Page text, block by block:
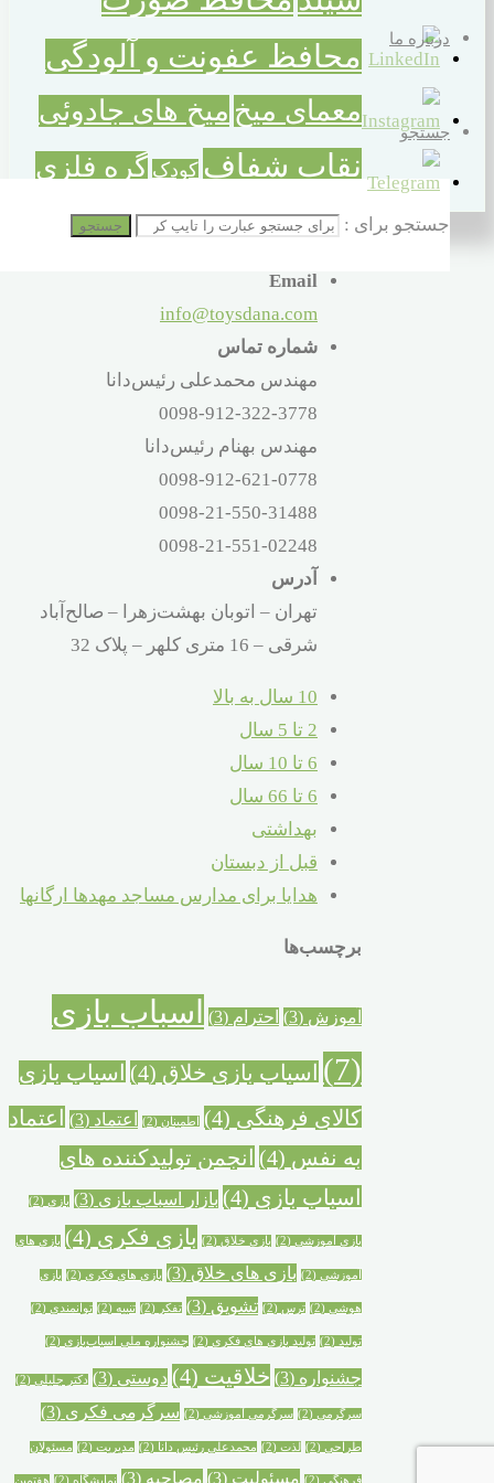
درباره ما
جستجو
جستجو برای : جستجو
محافظ عفونت و آلودگی
معمای میخ میخ های جادوئی
نقاب شفاف کودک گره فلزی
گره میخ
Email
info@toysdana.com
شماره تماس
مهندس محمدعلی رئیس‌دانا
0098-912-322-3778
مهندس بهنام رئیس‌دانا
0098-912-621-0778
0098-21-550-31488
0098-21-551-02248
آدرس
تهران – اتوبان بهشت‌زهرا – صالح‌آباد
شرقی – 16 متری کلهر – پلاک 32
10 سال به بالا
2 تا 5 سال
6 تا 10 سال
6 تا 66 سال
بهداشتی
قبل از دبستان
هدایا برای مدارس مساجد مهدها ارگانها
برچسب‌ها
آموزش (3) احترام (3)
اسباب بازی
(7)
اسباب بازی خلاق (4)
اسباب بازی
کالای فرهنگی (4) اطمینان (2) اعتماد (3)
اعتماد
به نفس (4)
انجمن تولیدکننده های
اسباب بازی (4) بازار اسباب بازی (3) بازی (2)
بازی آموزشی (2) بازی خلاق (2) بازی فکری (4) بازی های
آموزشی (2) بازی های خلاق (3) بازی های فکری (2) بازی
هوشی (2) ترس (2) تشویق (3) تفکر (2) تنبیه (2) توانمندی (2)
تولید (2) تولید بازی های فکری (2) جشنواره ملی اسباب‌بازی (2)
جشنواره‌ (3) خلاقیت (4) دوستی (3) دکتر جلیلی (2)
سرگرمی (2) سرگرمی آموزشی (2) سرگرمی فکری (3)
طراحی (2) لذت (2) محمدعلی رئیس دانا (2) مدیریت (2) مسئولان
فرهنگی (2) مسئولیت (3) مصاحبه (3) نمایشگاه (2) هفتمین